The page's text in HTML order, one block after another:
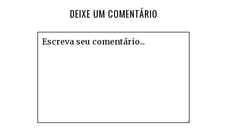
DEIXE UM COMENTÁRIO